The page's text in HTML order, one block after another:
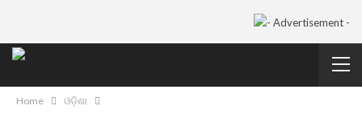
Home ଓଡ଼ିଶା